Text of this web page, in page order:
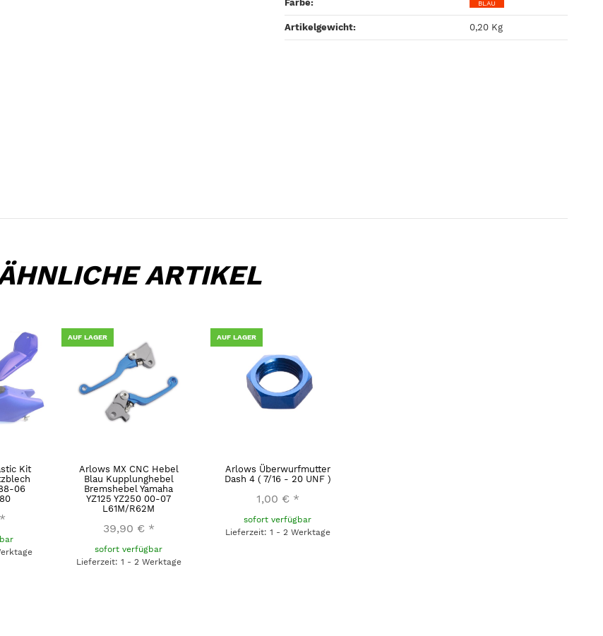
Farbe‍: BLAU
Artikelgewicht‍: 0,20 Kg
ARTIKEL
Kit
06
*
AUF LAGER
Arlows MX CNC Hebel
Blau Kupplunghebel
Bremshebel Yamaha
YZ125 YZ250 00-07
L61M/R62M
39,90 € *
sofort verfügbar
Lieferzeit: 1 - 2 Werktage
AUF LAGER
Arlows Überwurfmutter
Dash 4 ( 7/16 - 20 UNF )
1,00 € *
sofort verfügbar
Lieferzeit: 1 - 2 Werktage